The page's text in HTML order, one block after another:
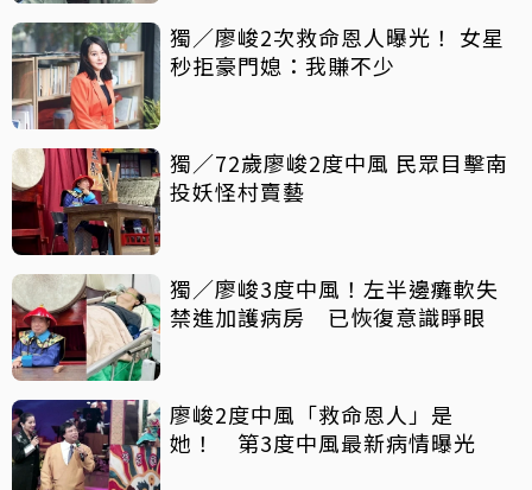
獨／廖峻2次救命恩人曝光！ 女星
秒拒豪門媳：我賺不少
獨／72歲廖峻2度中風 民眾目擊南
投妖怪村賣藝
獨／廖峻3度中風！左半邊癱軟失
禁進加護病房 已恢復意識睜眼
廖峻2度中風「救命恩人」是
她！ 第3度中風最新病情曝光